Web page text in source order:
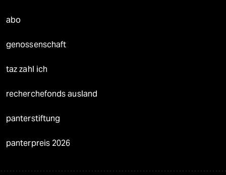
abo
genossenschaft
taz zahl ich
recherchefonds ausland
panterstiftung
panterpreis 2026